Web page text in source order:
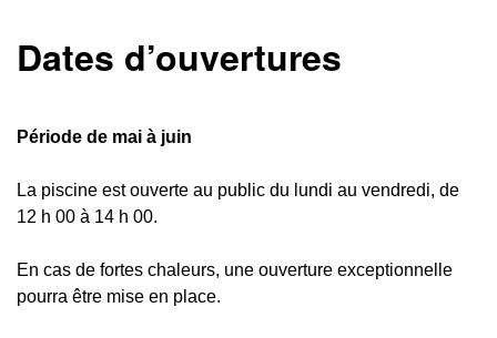
Dates d’ouvertures
Période de mai à juin
La piscine est ouverte au public du lundi au vendredi, de
12 h 00 à 14 h 00.
En cas de fortes chaleurs, une ouverture exceptionnelle
pourra être mise en place.